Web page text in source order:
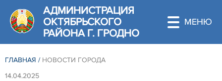
АДМИНИСТРАЦИЯ
ОКТЯБРЬСКОГО
РАЙОНА Г. ГРОДНО
ГЛАВНАЯ / НОВОСТИ ГОРОДА
14.04.2025